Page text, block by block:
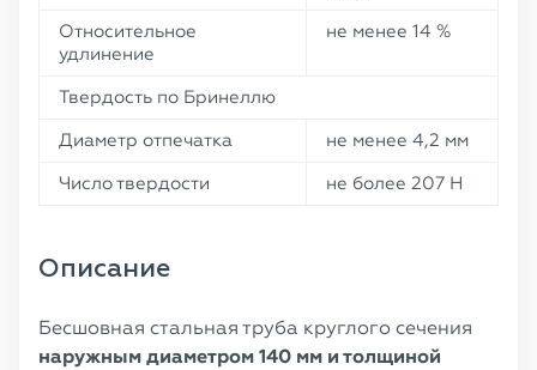
Относительное
удлинение
не менее 14 %
Твердость по Бринеллю
Диаметр отпечатка
не менее 4,2 мм
Число твердости
не более 207 Н
Описание
Бесшовная стальная труба круглого сечения
наружным диаметром 140 мм и толщиной